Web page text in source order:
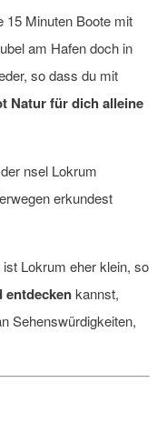
15 Minuten Boote mit
am Hafen doch in
so dass du mit
Natur für dich alleine
erkundest
Lokrum eher klein, so
entdeckenkannst,
Sehenswürdigkeiten,